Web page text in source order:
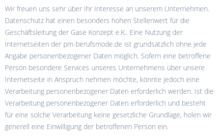
Wir freuen uns sehr über Ihr Interesse an unserem Unternehmen.
Datenschutz hat einen besonders hohen Stellenwert für die
Geschäftsleitung der Gase Konzept e.K.. Eine Nutzung der
Internetseiten der pm-berufsmode.de ist grundsätzlich ohne jede
Angabe personenbezogener Daten möglich. Sofern eine betroffene
Person besondere Services unseres Unternehmens über unsere
Internetseite in Anspruch nehmen möchte, könnte jedoch eine
Verarbeitung personenbezogener Daten erforderlich werden. Ist die
Verarbeitung personenbezogener Daten erforderlich und besteht
für eine solche Verarbeitung keine gesetzliche Grundlage, holen wir
generell eine Einwilligung der betroffenen Person ein.